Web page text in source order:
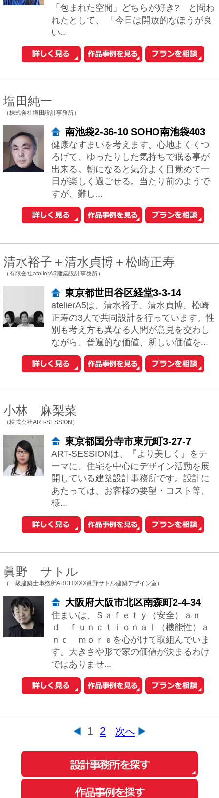
ART-SESSIONは、『より美しく』をテ
ーマに、住宅を中心にデザイン活動を展
開している建築設計事務所です。設計に
あたっては、お客様の要望・コスト等、
様...
眞野 サトル
（一級建築士事務所ARCHIXXX眞野サトル建築デザイン室）
大阪府大阪市北区南森町2-4-34
住まいは、Ｓａｆｅｔｙ（安全）ａｎ
ｄ ｆｕｎｃｔｉｏｎａｌ（機能性）ａ
ｎｄ ｍｏｒｅを心がけて取組んでいま
す。大きさや形で家の価値が決まるわけ
ではありませ...
1 2 次へ
iPhoneアプリ「耐震コロコロ。」
をリリースしました！
住まいの関連サイトへ
工務店とリフォーム
土地を探す
中古マンションを探す
中古一戸建てを探す
新築マンションを探す
新築一戸建てを探す
住まいの売却・査定依頼
賃貸マンション・
アパートを探す
このサイトの使い方
会社概要
Copyright© O-uccino, Inc. All Rights Reserved.